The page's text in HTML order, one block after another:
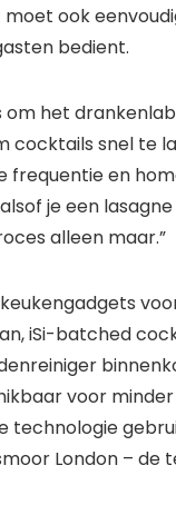
ook
bedient.
om het
cocktails snel te
en
je een
alleen maar.”
iSi-batched
voor
London –